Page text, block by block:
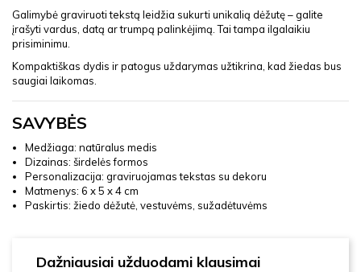
Galimybė graviruoti tekstą leidžia sukurti unikalią dėžutę – galite
įrašyti vardus, datą ar trumpą palinkėjimą. Tai tampa ilgalaikiu
prisiminimu.
Kompaktiškas dydis ir patogus uždarymas užtikrina, kad žiedas bus
saugiai laikomas.
SAVYBĖS
Medžiaga: natūralus medis
Dizainas: širdelės formos
Personalizacija: graviruojamas tekstas su dekoru
Matmenys: 6 x 5 x 4 cm
Paskirtis: žiedo dėžutė, vestuvėms, sužadėtuvėms
Dažniausiai užduodami klausimai